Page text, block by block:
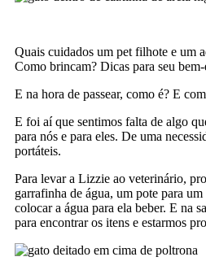
Quais cuidados um pet filhote e um
Como brincam? Dicas para seu
E na hora de passear, como é? E
E foi aí que sentimos falta de algo
para nós e para eles. De uma
portáteis.
Para levar a Lizzie ao veterinário,
garrafinha de água, um pote para
colocar a água para ela beber. E na
para encontrar os itens e estarmos